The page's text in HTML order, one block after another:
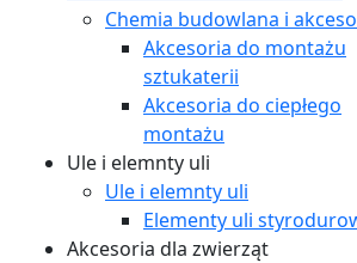
Chemia budowlana i
Akcesoria do montażu
sztukaterii
Akcesoria do ciepłego
montażu
Ule i elemnty uli
Ule i elemnty uli
Elementy uli
Akcesoria dla zwierząt